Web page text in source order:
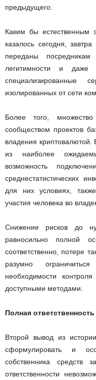
предыдущего.
Каким бы естественным
казалось сегодня,
переданы посредникам
легитимности и
специализированные
изолированных от сети
Более того, множество
сообществом проектов
владения криптовалютой.
из наиболее
возможность
среднестатистических
для них условиях,
участия человека во
Снижение рисков до
равносильно полной
соответственно, потере
разумно
необходимости
доступными методами.
Полная
Второй вывод из
сформулировать и
собственника средств
ответственности